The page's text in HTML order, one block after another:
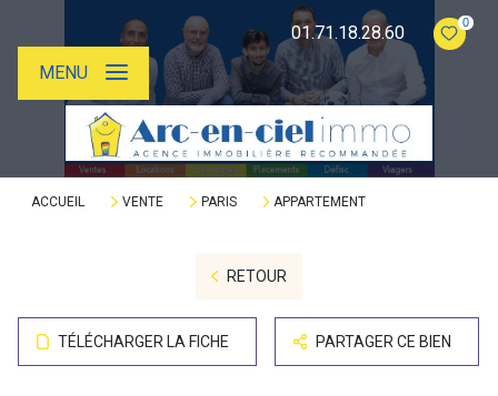
01.71.18.28.60
0
MENU
ACCUEIL VENTE PARIS APPARTEMENT
RETOUR
TÉLÉCHARGER LA FICHE PARTAGER CE BIEN